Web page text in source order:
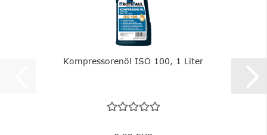
Kompressorenöl ISO 100, 1 Liter